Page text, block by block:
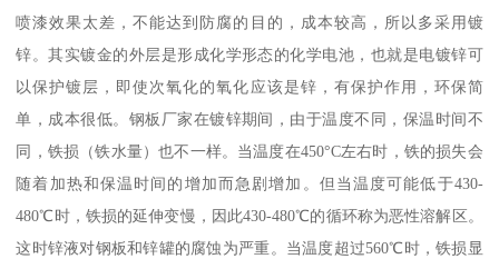
喷漆效果太差，不能达到防腐的目的，成本较高，所以多采用镀
锌。其实镀金的外层是形成化学形态的化学电池，也就是电镀锌可
以保护镀层，即使次氧化的氧化应该是锌，有保护作用，环保简
单，成本很低。钢板厂家在镀锌期间，由于温度不同，保温时间不
同，铁损（铁水量）也不一样。当温度在450°C左右时，铁的损失会
随着加热和保温时间的增加而急剧增加。但当温度可能低于430-
480℃时，铁损的延伸变慢，因此430-480℃的循环称为恶性溶解区。
这时锌液对钢板和锌罐的腐蚀为严重。当温度超过560℃时，铁损显